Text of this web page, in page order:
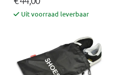
Uit voorraad leverbaar